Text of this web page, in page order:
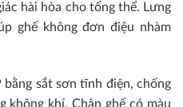
hài hòa cho tổng thể. Lưng
ghế không đơn điệu nhàm
bằng sắt sơn tĩnh điện, chống
không khí. Chân ghế có màu